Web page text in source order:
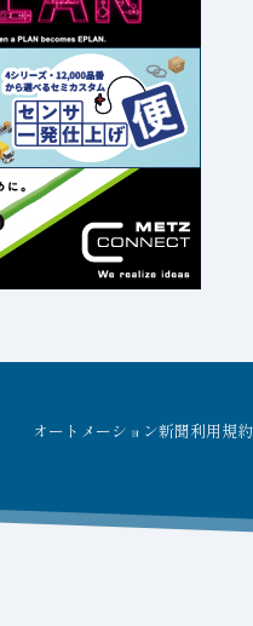
オートメーション新聞利用規約